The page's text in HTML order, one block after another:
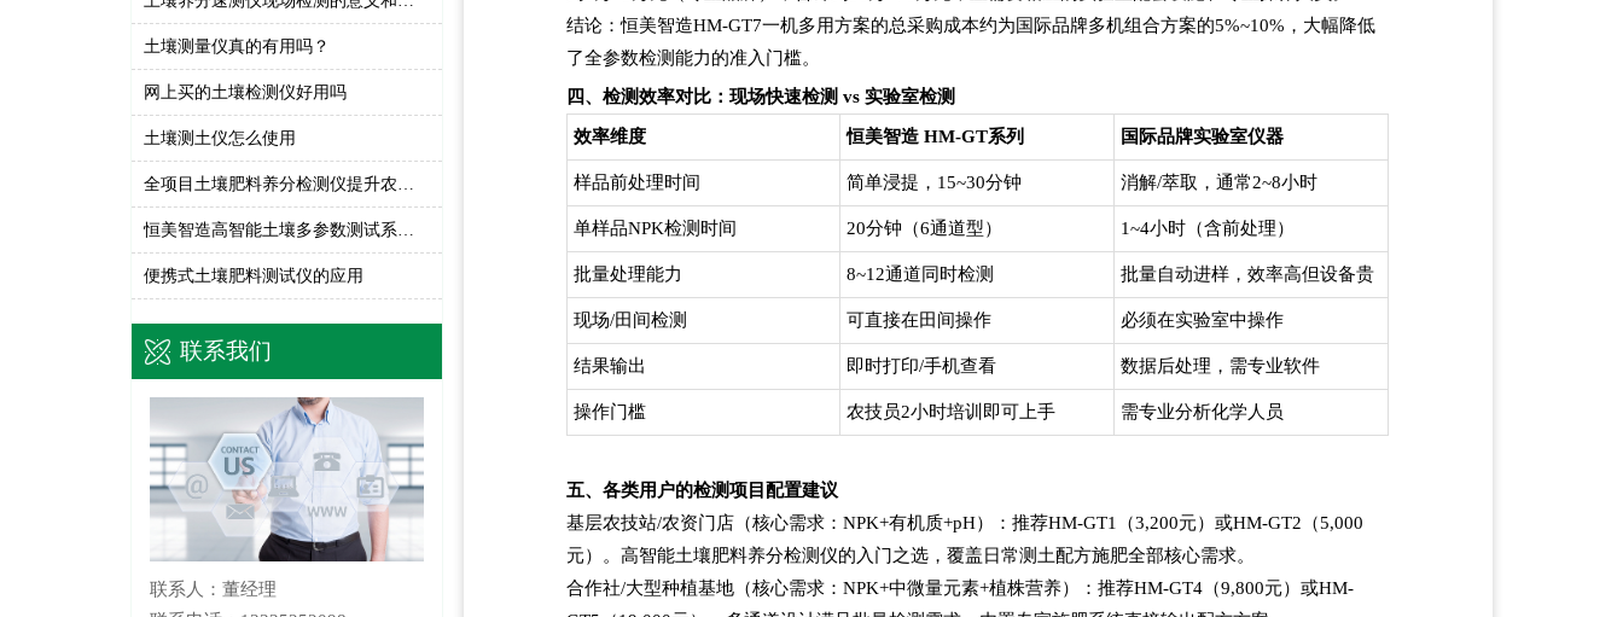
土壤测量仪真的有用吗？
网上买的土壤检测仪好用吗
土壤测土仪怎么使用
便携式土壤肥料测试仪的应用
联系我们
联系人：董经理
结论：恒美智造HM-GT7一机多用方案的总采购成本约为国际品牌多机组合方案的5%~10%，大幅降低
了全参数检测能力的准入门槛。
四、检测效率对比：现场快速检测 vs 实验室检测
效率维度 恒美智造 HM-GT系列 国际品牌实验室仪器
样品前处理时间 简单浸提，15~30分钟 消解/萃取，通常2~8小时
单样品NPK检测时间 20分钟（6通道型） 1~4小时（含前处理）
批量处理能力 8~12通道同时检测 批量自动进样，效率高但设备贵
现场/田间检测 可直接在田间操作 必须在实验室中操作
结果输出 即时打印/手机查看 数据后处理，需专业软件
操作门槛 农技员2小时培训即可上手 需专业分析化学人员
五、各类用户的检测项目配置建议
基层农技站/农资门店（核心需求：NPK+有机质+pH）：推荐HM-GT1（3,200元）或HM-GT2（5,000
元）。高智能土壤肥料养分检测仪的入门之选，覆盖日常测土配方施肥全部核心需求。
合作社/大型种植基地（核心需求：NPK+中微量元素+植株营养）：推荐HM-GT4（9,800元）或HM-